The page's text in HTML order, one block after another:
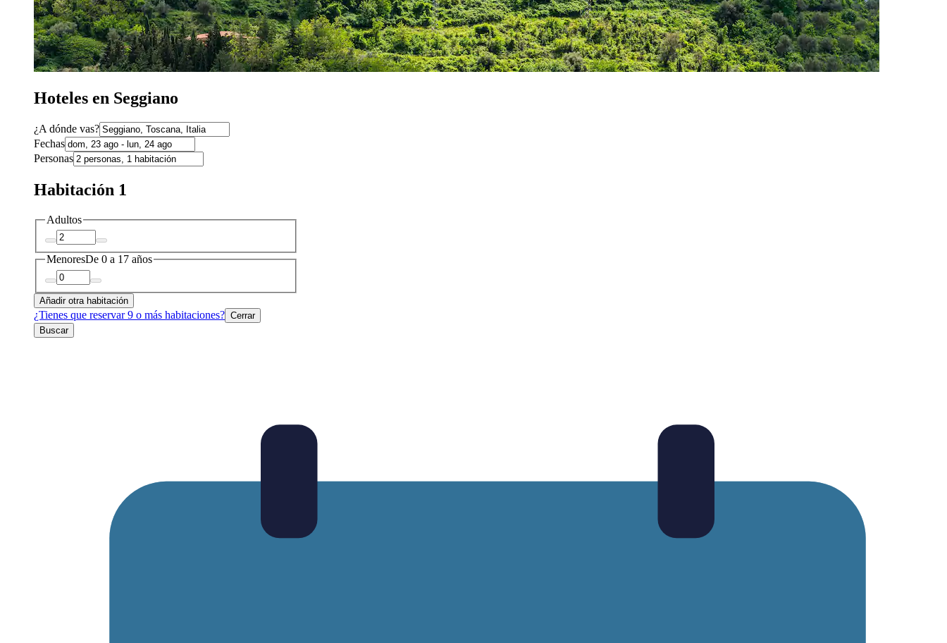
Hoteles en Seggiano
¿A dónde vas?
Fechas
Personas
Habitación 1
Adultos
MenoresDe 0 a 17 años
Añadir otra habitación
¿Tienes que reservar 9 o más habitaciones? Cerrar
Buscar